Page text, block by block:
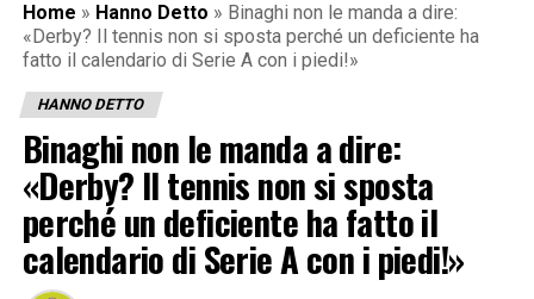
Home » Hanno Detto » Binaghi non le manda a dire:
«Derby? Il tennis non si sposta perché un deficiente ha
fatto il calendario di Serie A con i piedi!»
HANNO DETTO
Binaghi non le manda a dire:
«Derby? Il tennis non si sposta
perché un deficiente ha fatto il
calendario di Serie A con i piedi!»